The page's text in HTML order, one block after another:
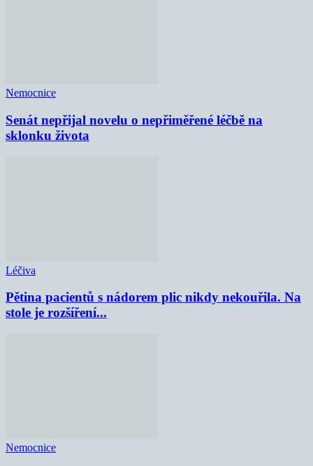
Nemocnice
Senát nepřijal novelu o nepřiměřené léčbě na
sklonku života
Léčiva
Pětina pacientů s nádorem plic nikdy nekouřila. Na
stole je rozšíření...
Nemocnice